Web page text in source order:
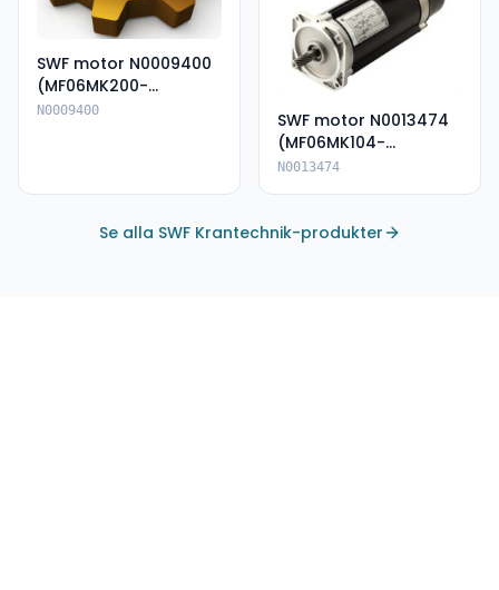
SWF motor N0009400
(MF06MK200-
135A80062E-IP66)
N0009400
SWF motor N0013474
(MF06MK104-
136P85055--IP66)
N0013474
Se alla SWF Krantechnik-produkter